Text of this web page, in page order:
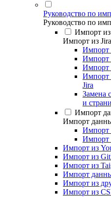
Руководство по
Руководство по
Импорт из
Импорт из Jira
Импорт
Импорт
Импорт
Импорт
Jira
Замена
и
Импорт
Импорт
Импорт
Импорт
Импорт из
Импорт из
Импорт из
Импорт
Импорт из
Импорт из